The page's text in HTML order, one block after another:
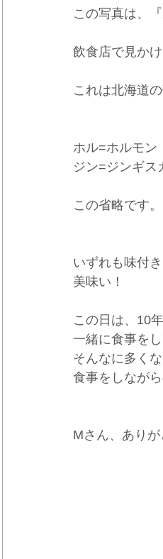
この写真は、
飲食店で見か
これは北海道
ホル=ホルモン
ジン=ジンギス
この省略です。
いずれも味付
美味い！
この日は、10
一緒に食事を
そんなに多く
食事をしなが
Mさん、ありが